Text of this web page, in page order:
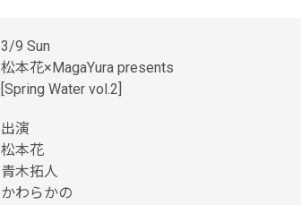
3/9 Sun
松本花×MagaYura presents
[Spring Water vol.2]
出演
松本花
青木拓人
かわらかの